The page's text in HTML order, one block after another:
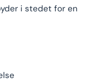
i stedet for en